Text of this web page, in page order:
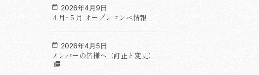
2026年4月9日
４月･５月 オープンコンペ情報
2026年4月5日
メンバーの皆様へ（訂正と変更）